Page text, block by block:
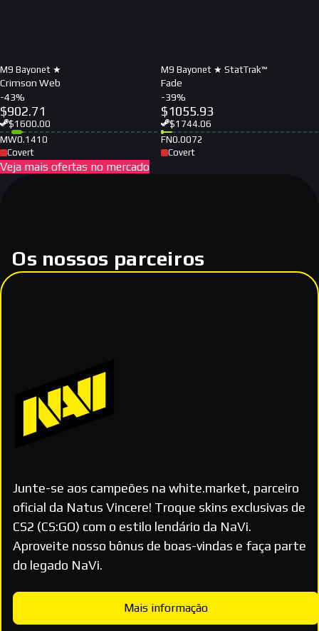
M9 Bayonet ★
Crimson Web
-43%
$902.71
$1600.00
MW0.1410
Covert
M9 Bayonet ★ StatTrak™
Fade
-39%
$1055.93
$1744.06
FN0.0072
Covert
Veja mais ofertas no mercado
Os nossos parceiros
Junte-se aos campeões na white.market, parceiro
oficial da Natus Vincere! Troque skins exclusivas de
CS2 (CS:GO) com o estilo lendário da NaVi.
Aproveite nosso bônus de boas-vindas e faça parte
do legado NaVi.
Mais informação